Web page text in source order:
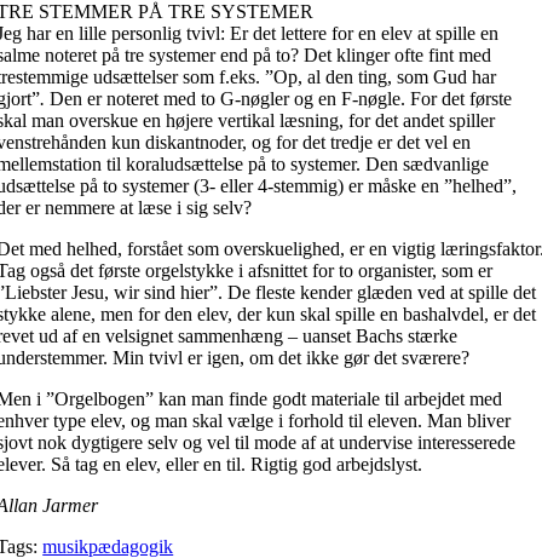
STEMMER PÅ TRE SYSTEMER
har en lille personlig tvivl: Er det lettere for en elev at spille en
noteret på tre systemer end på to? Det klinger ofte fint med
udsættelser som f.eks. ”Op, al den ting, som Gud har
.Den er noteret med to G-nøgler og en F-nøgle. For det første
man overskue en højere vertikal læsning, for det andet spiller
kun diskantnoder, og for det tredje er det vel en
til koraludsættelse på to systemer. Den sædvanlige
på to systemer (3- eller 4-stemmig) er måske en ”helhed”,
er nemmere at læse i sig selv?
med helhed, forstået som overskuelighed, er en vigtig
også det første orgelstykke i afsnittet for to organister, som er
Jesu, wir sind hier”. De fleste kender glæden ved at spille det
alene, men for den elev, der kun skal spille en bashalvdel, er det
ud af en velsignet sammenhæng – uanset Bachs stærke
Min tvivl er igen, om det ikke gør det sværere?
i ”Orgelbogen” kan man finde godt materiale til arbejdet med
type elev, og man skal vælge i forhold til eleven. Man bliver
nok dygtigere selv og vel til mode af at undervise interesserede
Så tag en elev, eller en til. Rigtig god arbejdslyst.
Jarmer
musikpædagogik